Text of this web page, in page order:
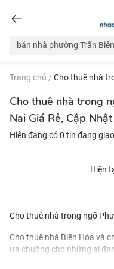
Trang chủ / Cho thuê nhà
Cho thuê nhà trong
Nai Giá Rẻ, Cập
Hiện đang có 0 tin đang
Hiện
Cho thuê nhà trong ngõ
Cho thuê nhà Biên Hòa và
ưa chuộng cho những ai